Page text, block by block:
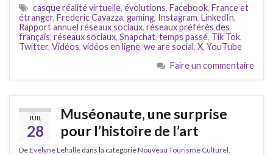
casque réalité virtuelle, évolutions, Facebook, France et
étranger, Frederic Cavazza, gaming, Instagram, LinkedIn,
Rapport annuel réseaux sociaux, réseaux préférés des
français, réseaux sociaux, Snapchat, temps passé, Tik Tok,
Twitter, Vidéos, vidéos en ligne, we are social, X, YouTube
Faire un commentaire
JUIL
28
Muséonaute, une surprise
pour l’histoire de l’art
DeEvelyne Lehalle dans la catégorieNouveau Tourisme Culturel,